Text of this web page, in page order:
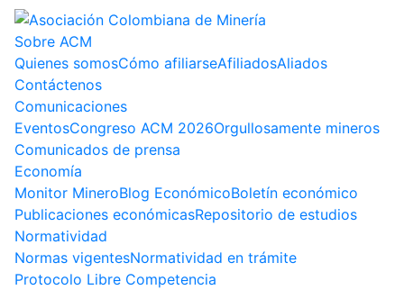
Sobre ACM
Quienes somosCómo afiliarseAfiliadosAliados
Contáctenos
Comunicaciones
EventosCongreso ACM 2026Orgullosamente mineros
Comunicados de prensa
Economía
Monitor MineroBlog EconómicoBoletín económico
Publicaciones económicasRepositorio de estudios
Normatividad
Normas vigentesNormatividad en trámite
Protocolo Libre Competencia